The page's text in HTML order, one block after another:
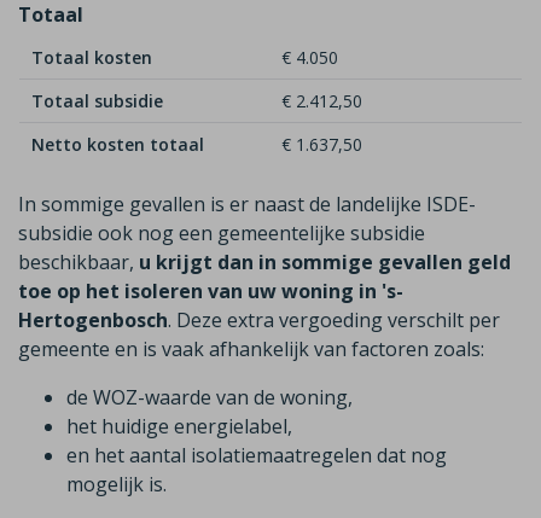
Totaal
Totaal kosten
€ 4.050
Totaal subsidie
€ 2.412,50
Netto kosten totaal
€ 1.637,50
In sommige gevallen is er naast de landelijke ISDE-
subsidie ook nog een gemeentelijke subsidie
beschikbaar, u krijgt dan in sommige gevallen geld
toe op het isoleren van uw woning in 's-
Hertogenbosch. Deze extra vergoeding verschilt per
gemeente en is vaak afhankelijk van factoren zoals:
de WOZ-waarde van de woning,
het huidige energielabel,
en het aantal isolatiemaatregelen dat nog
mogelijk is.